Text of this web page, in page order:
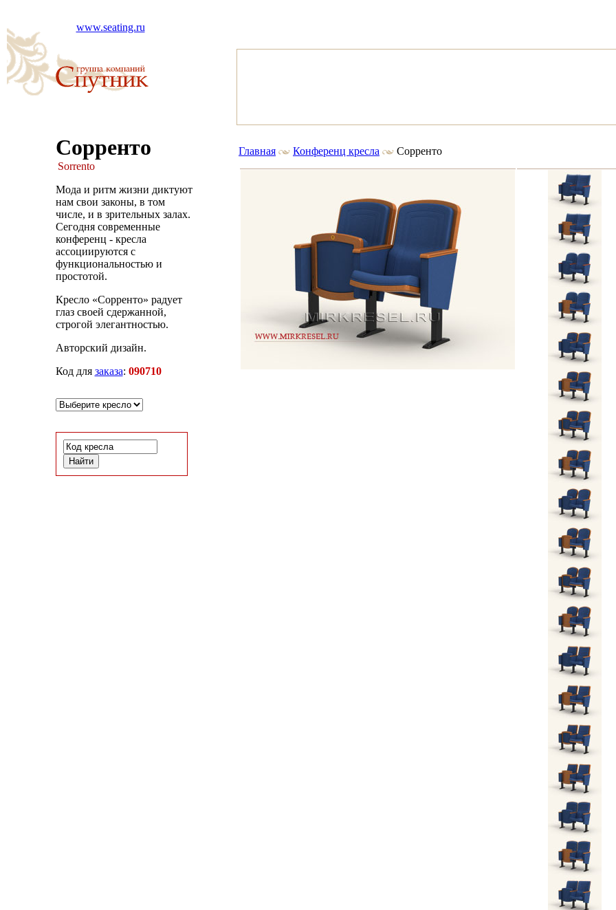
www.seating.ru
Сорренто
Sorrento
Мода и ритм жизни диктуют
нам свои законы, в том
числе, и в зрительных залах.
Сегодня современные
конференц - кресла
ассоциируются с
функциональностью и
простотой.
Кресло «Сорренто» радует
глаз своей сдержанной,
строгой элегантностью.
Авторский дизайн.
Код для заказа: 090710
Главная Конференц кресла Сорренто